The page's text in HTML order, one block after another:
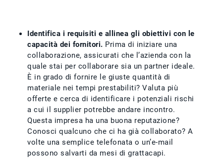
Identifica i requisiti e allinea gli obiettivi con le
capacità dei fornitori. Prima di iniziare una
collaborazione, assicurati che l’azienda con la
quale stai per collaborare sia un partner ideale.
È in grado di fornire le giuste quantità di
materiale nei tempi prestabiliti? Valuta più
offerte e cerca di identificare i potenziali rischi
a cui il supplier potrebbe andare incontro.
Questa impresa ha una buona reputazione?
Conosci qualcuno che ci ha già collaborato? A
volte una semplice telefonata o un’e-mail
possono salvarti da mesi di grattacapi.